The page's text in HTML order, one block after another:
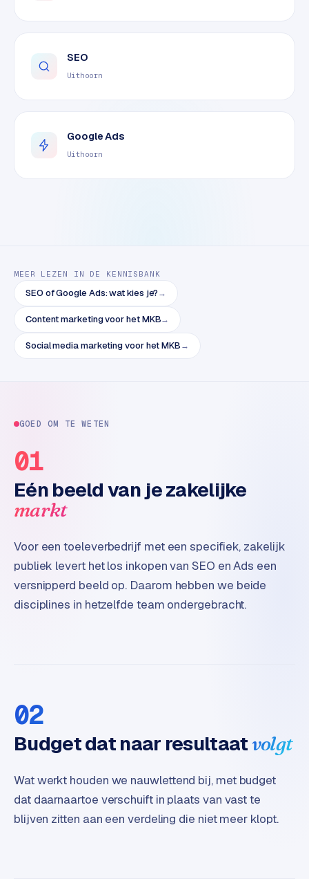
a
p
F
i
e
t
s
e
n
e
l
o
n
e
n
n
u
r
d
u
s
SEO
Uithoorn
Google Ads
Uithoorn
MEER LEZEN IN DE KENNISBANK
SEO of Google Ads: wat kies je?→
Content marketing voor het MKB→
Social media marketing voor het MKB→
GOED OM TE WETEN
01
Eén beeld van je zakelijke
markt
Voor een toeleverbedrijf met een specifiek, zakelijk
publiek levert het los inkopen van SEO en Ads een
versnipperd beeld op. Daarom hebben we beide
disciplines in hetzelfde team ondergebracht.
02
Budget dat naar resultaat volgt
Wat werkt houden we nauwlettend bij, met budget
dat daarnaartoe verschuift in plaats van vast te
blijven zitten aan een verdeling die niet meer klopt.